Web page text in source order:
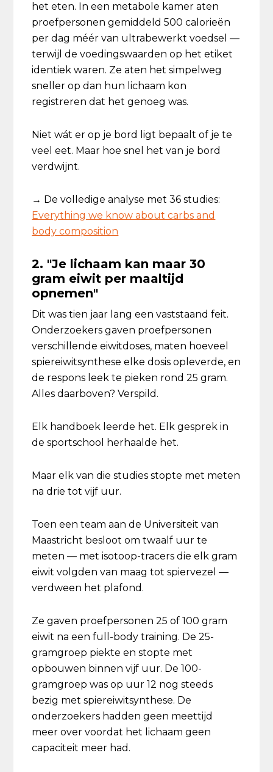
het eten. In een metabole kamer aten
proefpersonen gemiddeld 500 calorieën
per dag méér van ultrabewerkt voedsel —
terwijl de voedingswaarden op het etiket
identiek waren. Ze aten het simpelweg
sneller op dan hun lichaam kon
registreren dat het genoeg was.
Niet wát er op je bord ligt bepaalt of je te
veel eet. Maar hoe snel het van je bord
verdwijnt.
→ De volledige analyse met 36 studies:
Everything we know about carbs and
body composition
2. "Je lichaam kan maar 30
gram eiwit per maaltijd
opnemen"
Dit was tien jaar lang een vaststaand feit.
Onderzoekers gaven proefpersonen
verschillende eiwitdoses, maten hoeveel
spiereiwitsynthese elke dosis opleverde, en
de respons leek te pieken rond 25 gram.
Alles daarboven? Verspild.
Elk handboek leerde het. Elk gesprek in
de sportschool herhaalde het.
Maar elk van die studies stopte met meten
na drie tot vijf uur.
Toen een team aan de Universiteit van
Maastricht besloot om twaalf uur te
meten — met isotoop-tracers die elk gram
eiwit volgden van maag tot spiervezel —
verdween het plafond.
Ze gaven proefpersonen 25 of 100 gram
eiwit na een full-body training. De 25-
gramgroep piekte en stopte met
opbouwen binnen vijf uur. De 100-
gramgroep was op uur 12 nog steeds
bezig met spiereiwitsynthese. De
onderzoekers hadden geen meettijd
meer over voordat het lichaam geen
capaciteit meer had.